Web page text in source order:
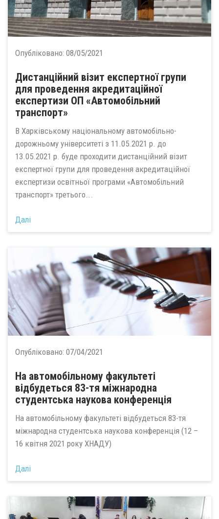
Опубліковано: 08/05/2021
Дистанційний візит експертної групи
для проведення акредитаційної
експертизи ОП «Автомобільний
транспорт»
В Харківському національному автомобільно-
дорожньому університеті з 11.05.2021 р. до
13.05.2021 р. буде проходити дистанційний візит
експертної групи для проведення акредитаційної
експертизи освітньої програми «Автомобільний
транспорт» третього...
Далі
Опубліковано: 07/04/2021
На автомобільному факультеті
відбудеться 83-тя міжнародна
студентська наукова конференція
На автомобільному факультеті відбудеться 83-тя
міжнародна студентська наукова конференція (12 –
16 квітня 2021 року ХНАДУ)
Далі